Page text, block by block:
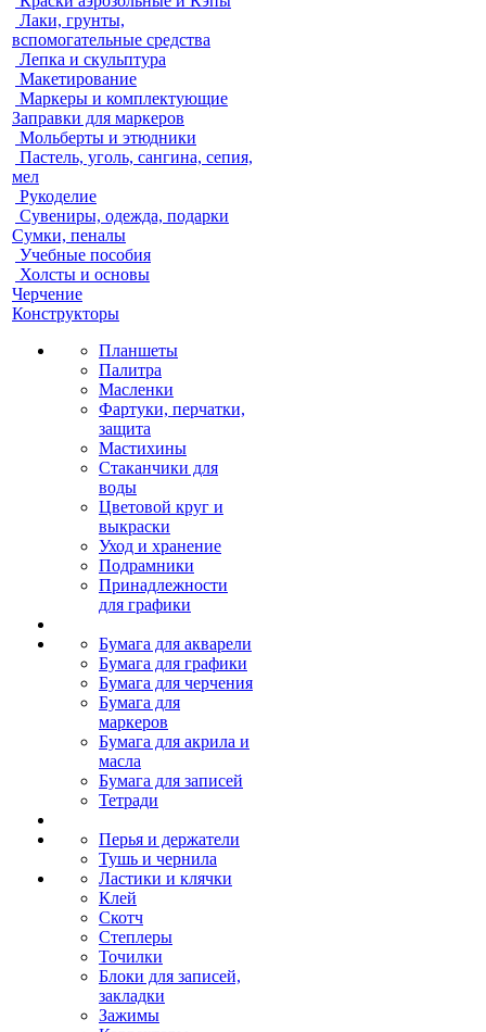
Лаки, грунты,
вспомогательные средства
Лепка и скульптура
Макетирование
Маркеры и комплектующие
Заправки для маркеров
Мольберты и этюдники
Пастель, уголь, сангина, сепия,
мел
Рукоделие
Сувениры, одежда, подарки
Сумки, пеналы
Учебные пособия
Холсты и основы
Черчение
Конструкторы
Планшеты
Палитра
Масленки
Фартуки, перчатки,
защита
Мастихины
Стаканчики для
воды
Цветовой круг и
выкраски
Уход и хранение
Подрамники
Принадлежности
для графики
Бумага для акварели
Бумага для графики
Бумага для черчения
Бумага для
маркеров
Бумага для акрила и
масла
Бумага для записей
Тетради
Перья и держатели
Тушь и чернила
Ластики и клячки
Клей
Скотч
Степлеры
Точилки
Блоки для записей,
закладки
Зажимы